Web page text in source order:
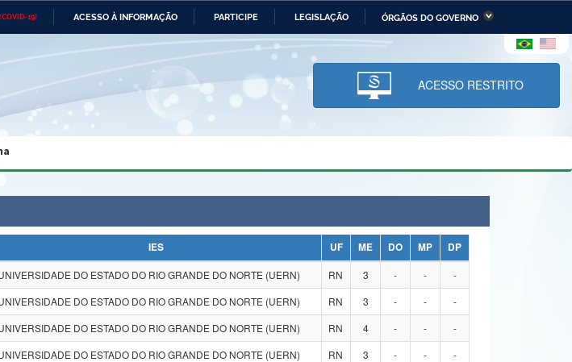
19) ACESSO À INFORMAÇÃO PARTICIPE LEGISLAÇÃO ÓRGÃOS DO GOVERNO
Ministério das Relações Ministério da Economia Ministério da Infraestrutura
Ministério da Ciência,
Tecnologia, Inovações e
Comunicações
e dos Direitos Humanos
Banco Central do Brasil Planalto
ACESSO RESTRITO
IES UF ME DO MP
DP
DO ESTADO DO RIO GRANDE DO NORTE (UERN) RN 3 - -
-
DO ESTADO DO RIO GRANDE DO NORTE (UERN) RN 3 - -
-
DO ESTADO DO RIO GRANDE DO NORTE (UERN) RN 4 - -
-
DO ESTADO DO RIO GRANDE DO NORTE (UERN) RN 3 - -
-